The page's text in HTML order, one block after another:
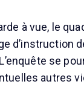
à vue, le
d’instruction
se
autres